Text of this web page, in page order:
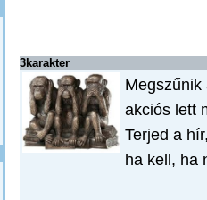
3karakter
Megszűnik
akciós lett
Terjed a
ha kell, ha